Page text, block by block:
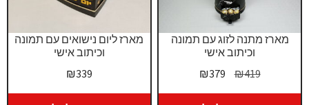
מארז ליום נישואים עם תמונה
וכיתוב אישי
₪339
מארז מתנה לזוג עם תמונה
וכיתוב אישי
₪419
המחיר
₪379